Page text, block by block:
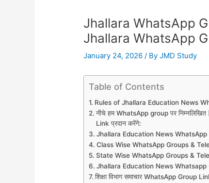
Jhallara WhatsApp
Jhallara WhatsApp
January 24, 2026/ ByJMD Study
Table of Contents
Rules of Jhallara Education News
नीचे हम WhatsApp group पर
Link प्रदान करेंगे:
Jhallara Education News
Class Wise WhatsApp Groups &
State Wise WhatsApp Groups &
Jhallara Education News Whatsapp
शिक्षा विभाग समाचार WhatsApp Group